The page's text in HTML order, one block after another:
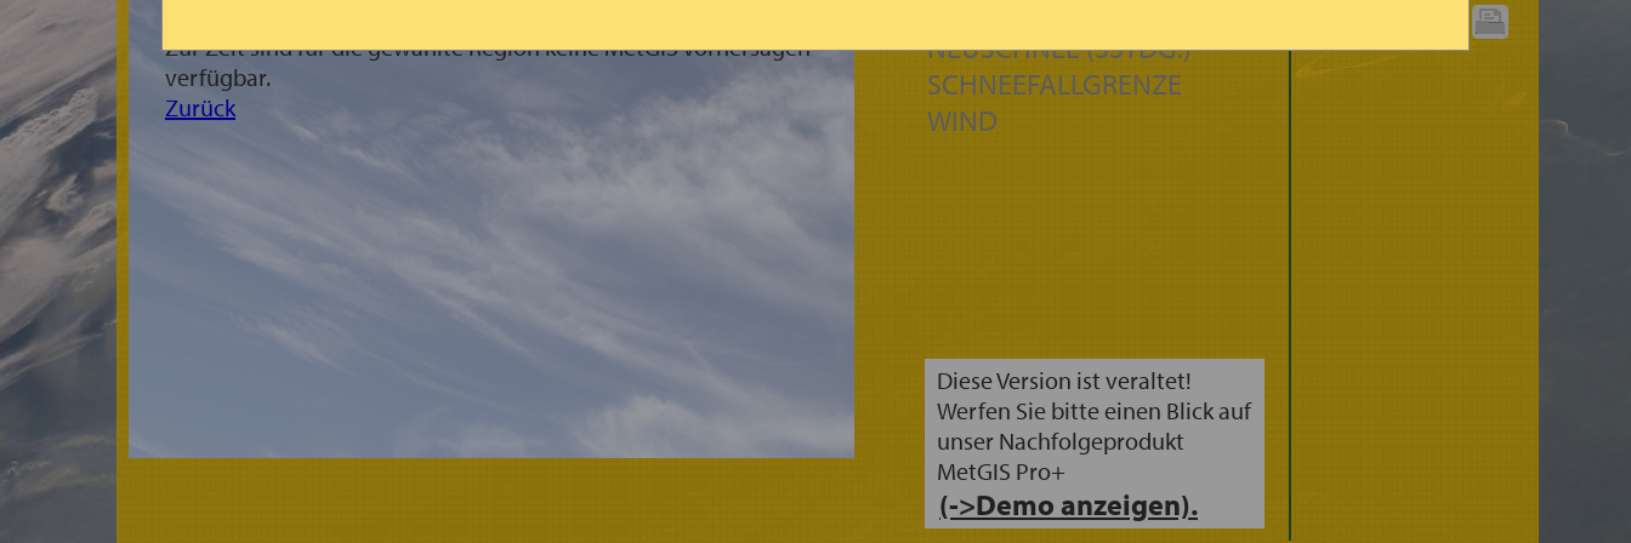
Zur Zeit sind für die gewählte Region keine MetGIS Vorhersagen
verfügbar.
Zurück
NEUSCHNEE (3STDG.)
SCHNEEFALLGRENZE
WIND
Diese Version ist veraltet!
Werfen Sie bitte einen Blick auf
unser Nachfolgeprodukt
MetGIS Pro+
(->Demo anzeigen).